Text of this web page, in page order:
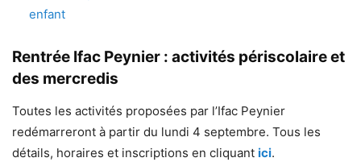
enfant
Rentrée Ifac Peynier : activités périscolaire et
des mercredis
Toutes les activités proposées par l’Ifac Peynier
redémarreront à partir du lundi 4 septembre. Tous les
détails, horaires et inscriptions en cliquant ici.